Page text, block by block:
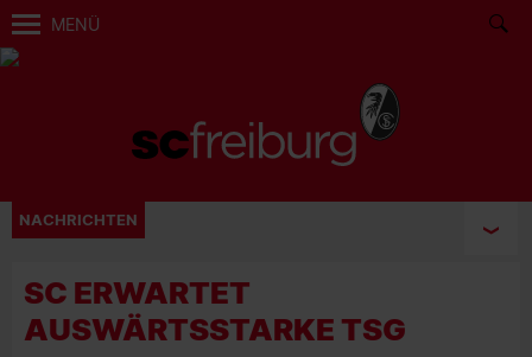
MENÜ
NACHRICHTEN
SC ERWARTET
AUSWÄRTSSTARKE TSG